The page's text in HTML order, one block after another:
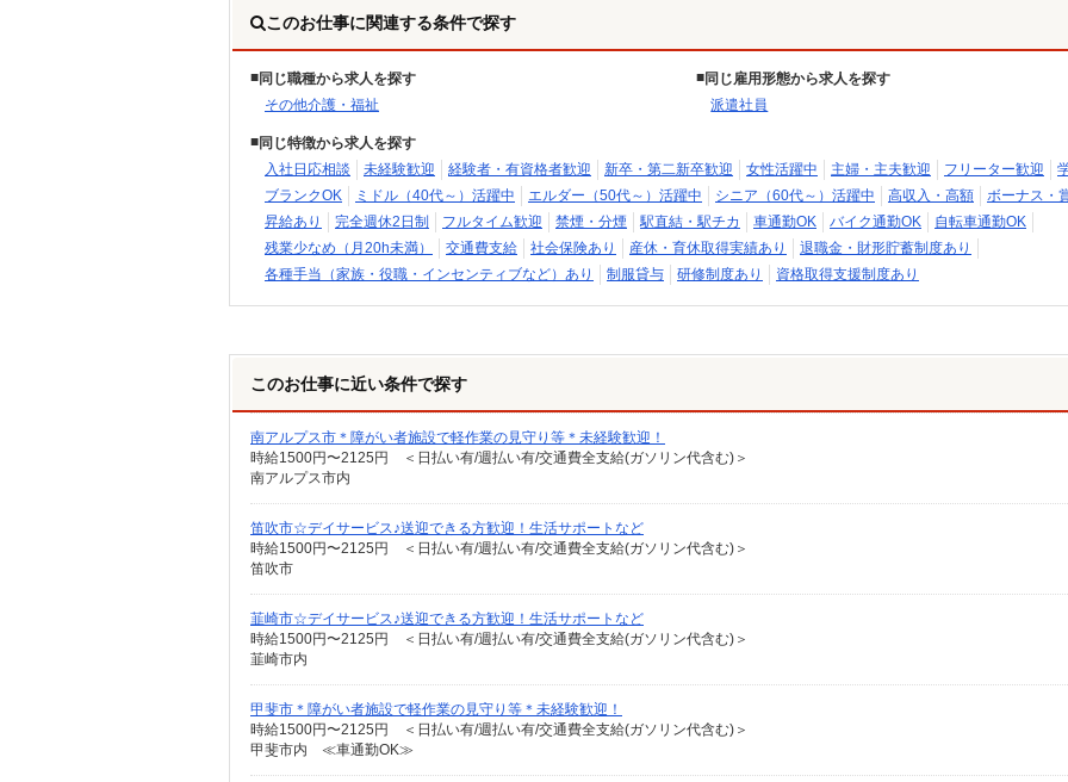
このお仕事に関連する条件で探す
同じ職種から求人を探す
その他介護・福祉
同じ雇用形態から求人を探す
派遣社員
同じ特徴から求人を探す
入社日応相談
未経験歓迎 経験者・有資格者歓迎 新卒・第二新卒歓迎 女性活躍中 主婦・主夫歓迎 フリーター歓迎
ブランクOK
ミドル（40代～）活躍中 エルダー（50代～）活躍中 シニア（60代～）活躍中 高収入・高額
ボーナス・
昇給あり
完全週休2日制 フルタイム歓迎 禁煙・分煙 駅直結・駅チカ 車通勤OK バイク通勤OK
自転車通勤OK
残業少なめ（月20h未満）
交通費支給 社会保険あり 産休・育休取得実績あり
退職金・財形貯蓄制度あり
各種手当（家族・役職・インセンティブなど）あり
制服貸与 研修制度あり 資格取得支援制度あり
このお仕事に近い条件で探す
南アルプス市＊障がい者施設で軽作業の見守り等＊未経験歓迎！
時給1500円〜2125円 ＜日払い有/週払い有/交通費全支給(ガソリン代含む)＞
南アルプス市内
笛吹市☆デイサービス♪送迎できる方歓迎！生活サポートなど
時給1500円〜2125円 ＜日払い有/週払い有/交通費全支給(ガソリン代含む)＞
笛吹市
韮崎市☆デイサービス♪送迎できる方歓迎！生活サポートなど
時給1500円〜2125円 ＜日払い有/週払い有/交通費全支給(ガソリン代含む)＞
韮崎市内
甲斐市＊障がい者施設で軽作業の見守り等＊未経験歓迎！
時給1500円〜2125円 ＜日払い有/週払い有/交通費全支給(ガソリン代含む)＞
甲斐市内 ≪車通勤OK≫